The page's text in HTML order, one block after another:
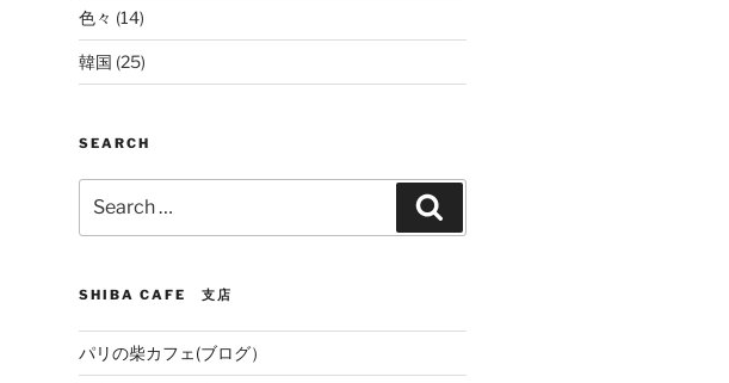
色々 (14)
韓国 (25)
SEARCH
for:
SHIBA CAFE 支店
パリの柴カフェ(ブログ）